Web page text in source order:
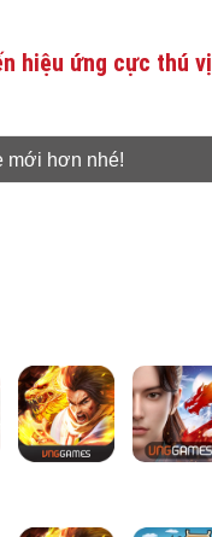
hiệu ứng cực thú vị
mới hơn nhé!